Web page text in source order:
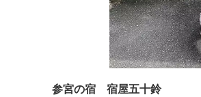
参宮の宿 宿屋五十鈴